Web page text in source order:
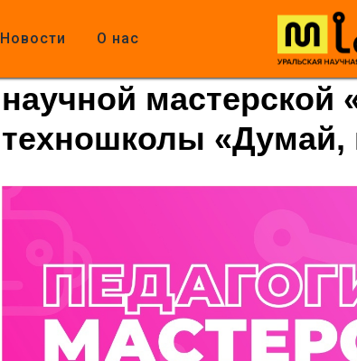
Новости О нас
«Техническое
Лидии Волохиной,
научной
техношколы «Думай,